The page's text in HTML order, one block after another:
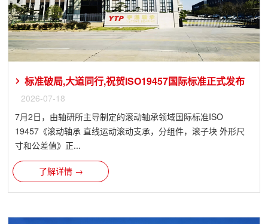
标准破局,大道同行,祝贺ISO19457国际标准正式发布
2026-07-18
7月2日，由轴研所主导制定的滚动轴承领域国际标准ISO
19457《滚动轴承 直线运动滚动支承，分组件，滚子块 外形尺
寸和公差值》正...
了解详情 →